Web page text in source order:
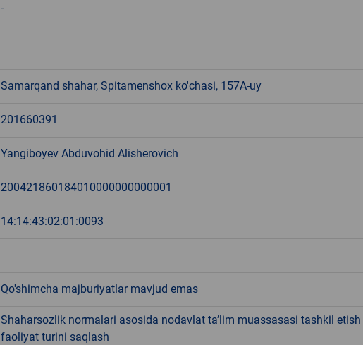
-
Samarqand shahar, Spitamenshox ko'chasi, 157A-uy
201660391
Yangiboyev Abduvohid Alisherovich
200421860184010000000000001
14:14:43:02:01:0093
Qo'shimcha majburiyatlar mavjud emas
Shaharsozlik normalari asosida nodavlat ta’lim muassasasi tashkil etish
faoliyat turini saqlash